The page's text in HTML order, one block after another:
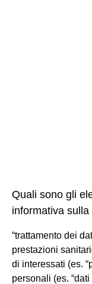
Quali sono gli
informativa
“trattamento dei
prestazioni
di interessati (es.
personali (es.